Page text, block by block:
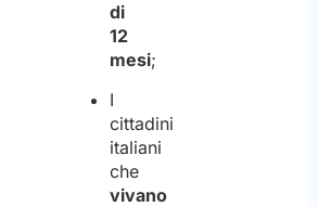
di
12
mesi;
I
cittadini
italiani
che
vivano